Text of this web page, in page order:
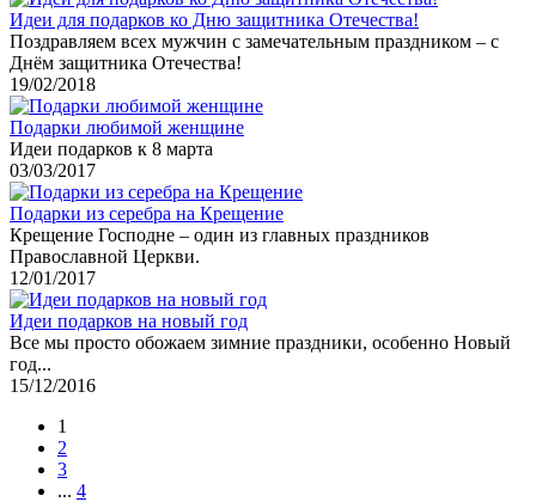
Идеи для подарков ко Дню защитника Отечества!
Поздравляем всех мужчин с замечательным праздником – с
Днём защитника Отечества!
19/02/2018
Подарки любимой женщине
Идеи подарков к 8 марта
03/03/2017
Подарки из серебра на Крещение
Крещение Господне – один из главных праздников
Православной Церкви.
12/01/2017
Идеи подарков на новый год
Все мы просто обожаем зимние праздники, особенно Новый
год...
15/12/2016
1
2
3
... 4